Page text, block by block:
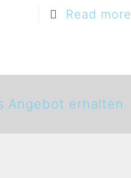
Read more
Angebot erhalten